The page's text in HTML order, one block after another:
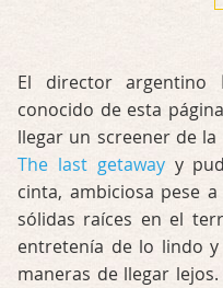
El director argentino
conocido de esta
llegar un screener de
The last getawayy
cinta, ambiciosa pese
sólidas raíces en el
entretenía de lo lindo
maneras de llegar